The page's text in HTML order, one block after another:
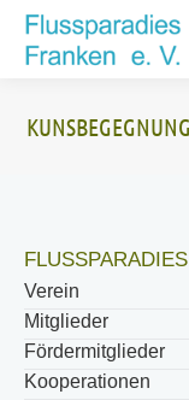
Verein
Mitglieder
Fördermitglieder
Kooperationen